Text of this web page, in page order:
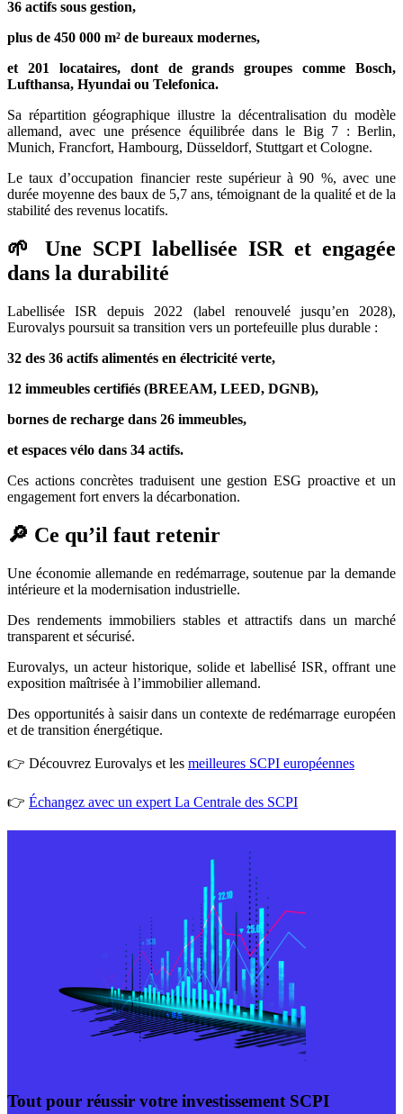
36 actifs sous gestion,
plus de 450 000 m² de bureaux modernes,
et 201 locataires, dont de grands groupes comme Bosch,
Lufthansa, Hyundai ou Telefonica.
Sa répartition géographique illustre la décentralisation du modèle
allemand, avec une présence équilibrée dans le Big 7 : Berlin,
Munich, Francfort, Hambourg, Düsseldorf, Stuttgart et Cologne.
Le taux d’occupation financier reste supérieur à 90 %, avec une
durée moyenne des baux de 5,7 ans, témoignant de la qualité et de la
stabilité des revenus locatifs.
🌱 Une SCPI labellisée ISR et engagée
dans la durabilité
Labellisée ISR depuis 2022 (label renouvelé jusqu’en 2028),
Eurovalys poursuit sa transition vers un portefeuille plus durable :
32 des 36 actifs alimentés en électricité verte,
12 immeubles certifiés (BREEAM, LEED, DGNB),
bornes de recharge dans 26 immeubles,
et espaces vélo dans 34 actifs.
Ces actions concrètes traduisent une gestion ESG proactive et un
engagement fort envers la décarbonation.
🔎 Ce qu’il faut retenir
Une économie allemande en redémarrage, soutenue par la demande
intérieure et la modernisation industrielle.
Des rendements immobiliers stables et attractifs dans un marché
transparent et sécurisé.
Eurovalys, un acteur historique, solide et labellisé ISR, offrant une
exposition maîtrisée à l’immobilier allemand.
Des opportunités à saisir dans un contexte de redémarrage européen
et de transition énergétique.
👉 Découvrez Eurovalys et les meilleures SCPI européennes
👉 Échangez avec un expert La Centrale des SCPI
Tout pour réussir votre investissement SCPI